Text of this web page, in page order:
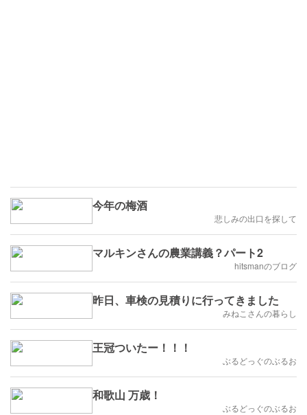
今年の梅酒
悲しみの出口を探して
マルキンさんの農業講義？パート2
hitsmanのブログ
昨日、車検の見積りに行ってきました
みねこさんの暮らし
王冠ついたー！！！
ぶるどっぐのぶるお
和歌山 万歳！
ぶるどっぐのぶるお